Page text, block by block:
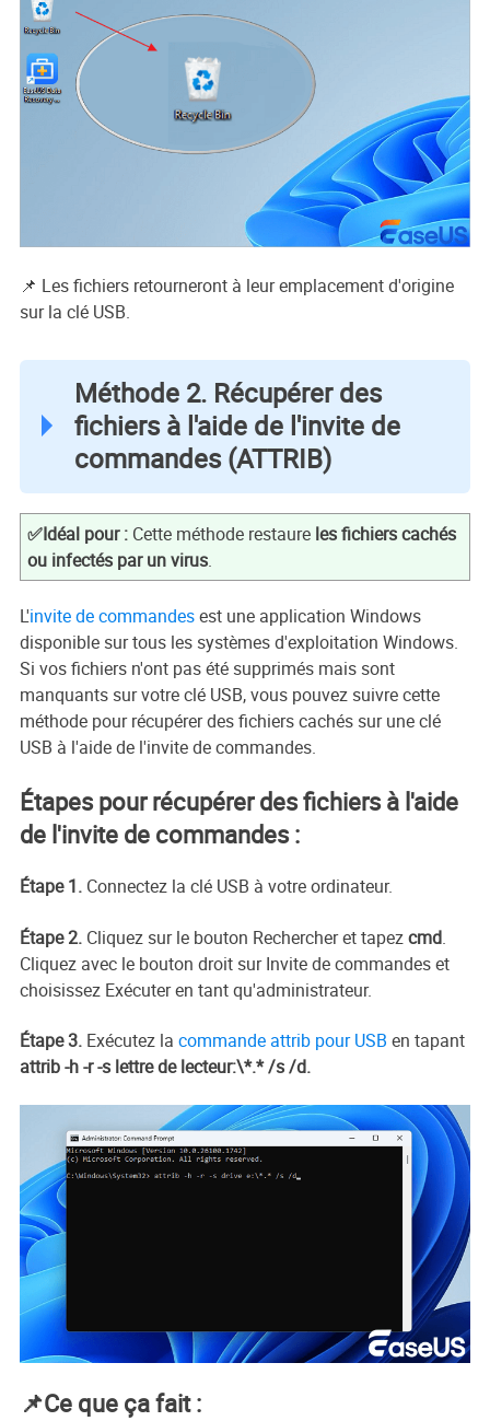
📌 Les fichiers retourneront à leur emplacement d'origine
sur la clé USB.
Méthode 2. Récupérer des
fichiers à l'aide de l'invite de
commandes (ATTRIB)
✅Idéal pour :Cette méthode restaure les fichiers cachés
ou infectés par un virus.
L'invite de commandesest une application Windows
disponible sur tous les systèmes d'exploitation Windows.
Si vos fichiers n'ont pas été supprimés mais sont
manquants sur votre clé USB, vous pouvez suivre cette
méthode pour récupérer des fichiers cachés sur une clé
USB à l'aide de l'invite de commandes.
Étapes pour récupérer des fichiers à l'aide
de l'invite de commandes :
Étape 1.Connectez la clé USB à votre ordinateur.
Étape 2.Cliquez sur le bouton Rechercher et tapezcmd.
Cliquez avec le bouton droit sur Invite de commandes et
choisissez Exécuter en tant qu'administrateur.
Étape 3.Exécutez la commande attrib pour USB en tapant
attrib -h -r -s lettre de lecteur:\*.* /s /d.
📌Ce que ça fait :